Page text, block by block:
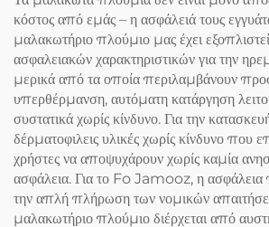
κόστος από εμάς – η ασφάλειά τους
μαλακωτήριο πλούμιο μας έχει
ασφαλειακών χαρακτηριστικών για την
μερικά από τα οποία περιλαμβάνουν
υπερθέρμανση, αυτόματη κατάργηση
συστατικά χωρίς κίνδυνο. Για την
δέρματοφιλεις υλικές χωρίς κίνδυνο που
χρήστες να αποψυχάρουν χωρίς καμία
ασφάλεια. Για το Fo Jamooz, η ασφάλεια
την απλή πλήρωση των νομικών
μαλακωτήριο πλούμιο διέρχεται από